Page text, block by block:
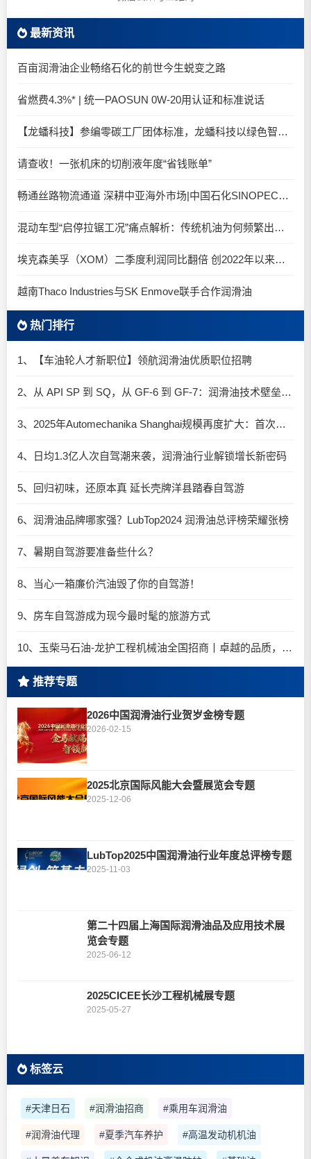
最新资讯
百亩润滑油企业畅络石化的前世今生蜕变之路
省燃费4.3%* | 统一PAOSUN 0W-20用认证和标准说话
【龙蟠科技】参编零碳工厂团体标准，龙蟠科技以绿色智造锚定零碳未来
请查收！一张机床的切削液年度“省钱账单”
畅通丝路物流通道 深耕中亚海外市场|中国石化SINOPEC润滑油北京-阿拉木图图定班列顺利抵达
混动车型“启停拉锯工况”痛点解析：传统机油为何频繁出现油泥堆积？
埃克森美孚（XOM）二季度利润同比翻倍 创2022年以来新高
越南Thaco Industries与SK Enmove联手合作润滑油
热门排行
1、【车油轮人才新职位】领航润滑油优质职位招聘
2、从 API SP 到 SQ，从 GF-6 到 GF-7：润滑油技术壁垒再升高，你准备好了吗？
3、2025年Automechanika Shanghai规模再度扩大：首次启用国家会展中心（上海）全部15个展馆
4、日均1.3亿人次自驾潮来袭，润滑油行业解锁增长新密码​
5、回归初味，还原本真 延长壳牌洋县踏春自驾游
6、润滑油品牌哪家强？LubTop2024 润滑油总评榜荣耀张榜
7、暑期自驾游要准备些什么？
8、当心一箱廉价汽油毁了你的自驾游！
9、房车自驾游成为现今最时髦的旅游方式
10、玉柴马石油-龙护工程机械油全国招商丨卓越的品质，专业的品牌！
推荐专题
2026中国润滑油行业贺岁金榜专题
2026-02-15
2025北京国际风能大会暨展览会专题
2025-12-06
LubTop2025中国润滑油行业年度总评榜专题
2025-11-03
第二十四届上海国际润滑油品及应用技术展
览会专题
2025-06-12
2025CICEE长沙工程机械展专题
2025-05-27
标签云
#天津日石 #润滑油招商 #乘用车润滑油
#润滑油代理 #夏季汽车养护 #高温发动机机油